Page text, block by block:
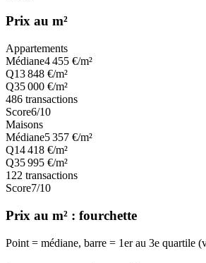
Prix au m²
Appartements
Médiane4 455 €/m²
Q13 848 €/m²
Q35 000 €/m²
486 transactions
Score6/10
Maisons
Médiane5 357 €/m²
Q14 418 €/m²
Q35 995 €/m²
122 transactions
Score7/10
Prix au m² : fourchette
Point = médiane, barre = 1er au 3e quartile